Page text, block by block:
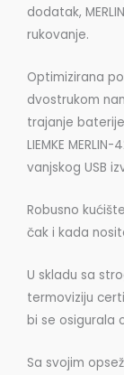
dodatak,
rukovanje.
Optimizirana
dvostrukom
trajanje
LIEMKE
vanjskog USB
Robusno
čak i kada
U skladu sa
termoviziju
bi se osigurala
Sa svojim